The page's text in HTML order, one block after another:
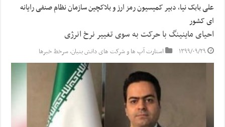
علی بابک نیا، دبیر کمیسیون رمز ارز و بلاکچین سازمان نظام صنفی رایانه
ای کشور
احیای ماینینگ با حرکت به سوی تغییر نرخ انرژی
۱۳۹۹/۰۹/۲۹ استارت آپ ها و شرکت های دانش بنیان,سرخط خبرها